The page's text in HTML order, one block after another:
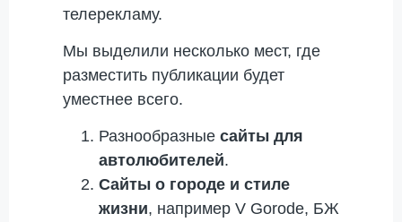
телерекламу.
Мы выделили несколько мест, где
разместить публикации будет
уместнее всего.
Разнообразные сайты для
автолюбителей.
Сайты о городе и стиле
жизни, например V Gorode, БЖ